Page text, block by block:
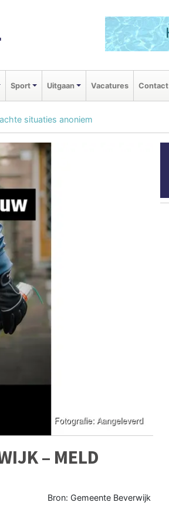
Sport Uitgaan Vacatures Contact
situaties anoniem
– MELD
Bron: Gemeente Beverwijk